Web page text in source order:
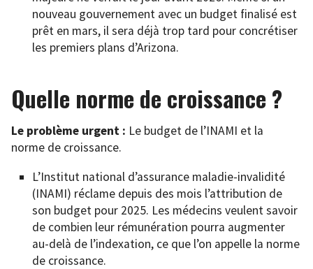
nouveau gouvernement avec un budget finalisé est
prêt en mars, il sera déjà trop tard pour concrétiser
les premiers plans d’Arizona.
Quelle norme de croissance ?
Le problème urgent : Le budget de l’INAMI et la
norme de croissance.
L’Institut national d’assurance maladie-invalidité
(INAMI) réclame depuis des mois l’attribution de
son budget pour 2025. Les médecins veulent savoir
de combien leur rémunération pourra augmenter
au-delà de l’indexation, ce que l’on appelle la norme
de croissance.